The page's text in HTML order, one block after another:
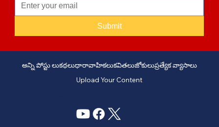
Submit
అన్ని పోస్టు లుకథలుధారావాహికలుకవితలుజోకులుప్రత్యేక వ్యాసాలు
Upload Your Content